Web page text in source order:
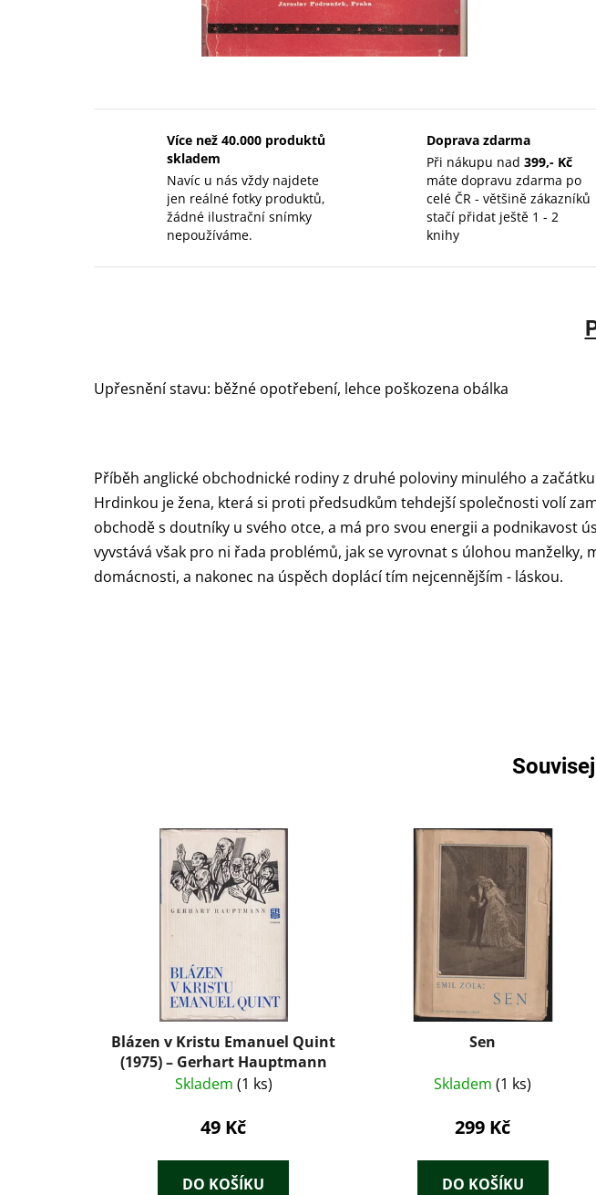
Více než 40.000 produktů
skladem
Navíc u nás vždy najdete
jen reálné fotky produktů,
žádné ilustrační snímky
nepoužíváme.
Doprava zdarma
Při nákupu nad 399,- Kč
máte dopravu zdarma po
celé ČR - většině zákazníků
stačí přidat ještě 1 - 2
knihy
Upřesnění stavu: běžné opotřebení, lehce poškozena obálka
Příběh anglické obchodnické rodiny z druhé poloviny minulého a
Hrdinkou je žena, která si proti předsudkům tehdejší společnosti volí
obchodě s doutníky u svého otce, a má pro svou energii a podnikavost
vyvstává však pro ni řada problémů, jak se vyrovnat s úlohou manželky,
domácnosti, a nakonec na úspěch doplácí tím nejcennějším - láskou.
Blázen v Kristu Emanuel Quint
(1975) – Gerhart Hauptmann
Skladem (1 ks)
49 Kč
DO KOŠÍKU
Sen
Skladem(1 ks)
299 Kč
DO KOŠÍKU